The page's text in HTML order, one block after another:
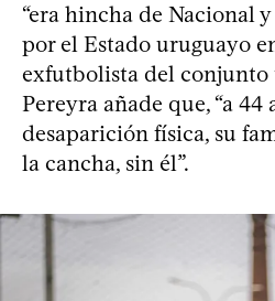
“era hincha de Nacional
por el Estado uruguayo
exfutbolista del
Pereyra añade que, “a 44
desaparición física, su
la cancha, sin él”.